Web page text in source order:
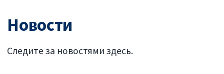
Новости
Следите за новостями здесь.